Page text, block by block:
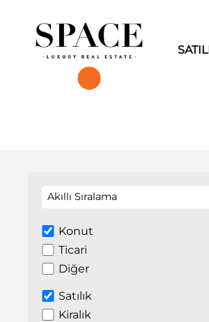
Akıllı Sıralama
Konut
Ticari
Diğer
Satılık
Kiralık